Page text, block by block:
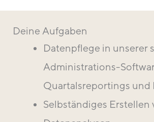
Deine Aufgaben
Datenpflege in unserer
Administrations-
Quartalsreportings und
Selbständiges Erstellen